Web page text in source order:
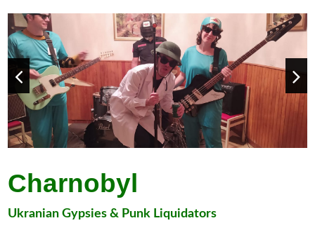
Charnobyl
Ukranian Gypsies & Punk Liquidators